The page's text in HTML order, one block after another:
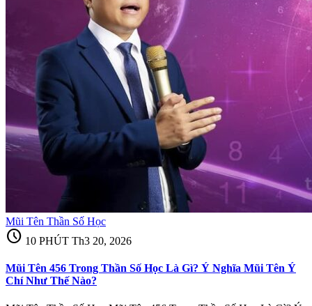
Mũi Tên Thần Số Học
schedule 10 PHÚT Th3 20, 2026
Mũi Tên 456 Trong Thần Số Học Là Gì? Ý Nghĩa Mũi Tên Ý
Chí Như Thế Nào?